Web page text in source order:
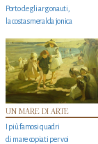
Porto degli argonauti,
la costa smeralda jonica
UN MARE DI ARTE
I più famosi quadri
di mare copiati per voi